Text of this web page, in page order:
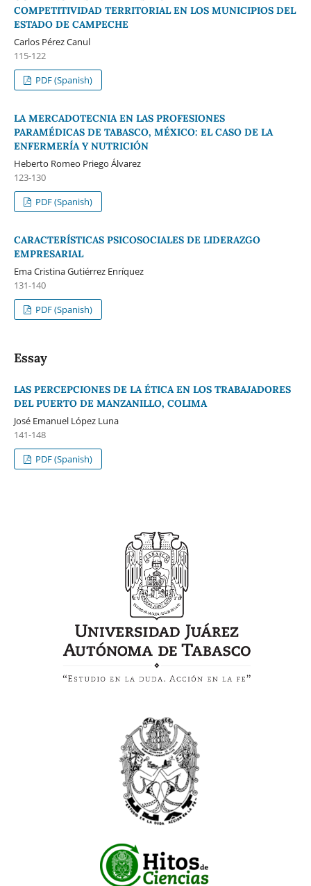
COMPETITIVIDAD TERRITORIAL EN LOS MUNICIPIOS DEL
ESTADO DE CAMPECHE
Carlos Pérez Canul
115-122
PDF (Spanish)
LA MERCADOTECNIA EN LAS PROFESIONES
PARAMÉDICAS DE TABASCO, MÉXICO: EL CASO DE LA
ENFERMERÍA Y NUTRICIÓN
Heberto Romeo Priego Álvarez
123-130
PDF (Spanish)
CARACTERÍSTICAS PSICOSOCIALES DE LIDERAZGO
EMPRESARIAL
Ema Cristina Gutiérrez Enríquez
131-140
PDF (Spanish)
Essay
LAS PERCEPCIONES DE LA ÉTICA EN LOS TRABAJADORES
DEL PUERTO DE MANZANILLO, COLIMA
José Emanuel López Luna
141-148
PDF (Spanish)